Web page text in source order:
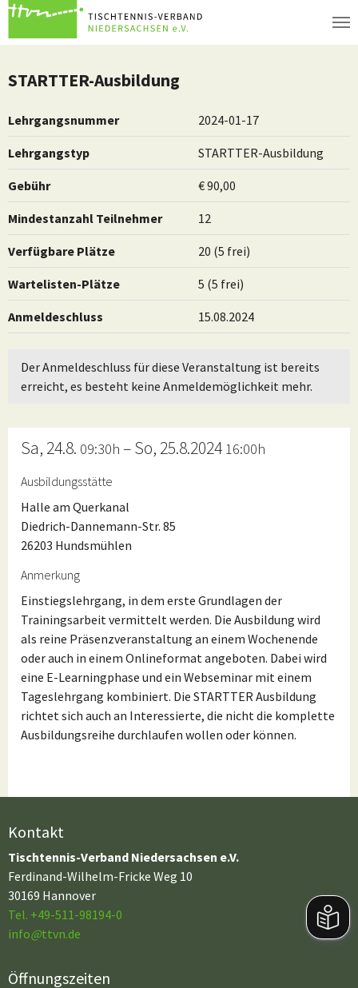
Zum Hauptinhalt springen
STARTTER-Ausbildung
Lehrgangsnummer 2024-01-17
Lehrgangstyp STARTTER-Ausbildung
Gebühr € 90,00
Mindestanzahl Teilnehmer 12
Verfügbare Plätze 20 (5 frei)
Wartelisten-Plätze 5 (5 frei)
Anmeldeschluss 15.08.2024
Der Anmeldeschluss für diese Veranstaltung ist bereits
erreicht, es besteht keine Anmeldemöglichkeit mehr.
Sa, 24.8. 09:30h – So, 25.8.2024 16:00h
Ausbildungsstätte
Halle am Querkanal
Diedrich-Dannemann-Str. 85
26203 Hundsmühlen
Anmerkung
Einstiegslehrgang, in dem erste Grundlagen der
Trainingsarbeit vermittelt werden. Die Ausbildung wird
als reine Präsenzveranstaltung an einem Wochenende
oder auch in einem Onlineformat angeboten. Dabei wird
eine E-Learningphase und ein Webseminar mit einem
Tageslehrgang kombiniert. Die STARTTER Ausbildung
richtet sich auch an Interessierte, die nicht die komplette
Ausbildungsreihe durchlaufen wollen oder können.
Kontakt
Tischtennis-Verband Niedersachsen e.V.
Ferdinand-Wilhelm-Fricke Weg 10
30169 Hannover
Tel. +49-511-98194-0
info@ttvn.de
Öffnungszeiten